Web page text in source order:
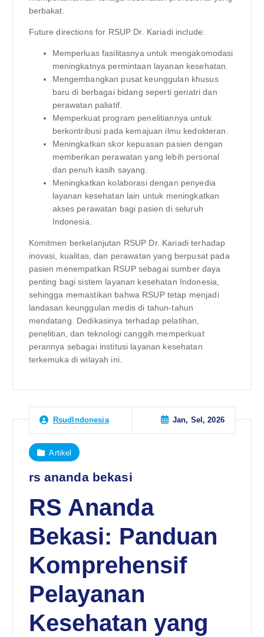
berbakat.
Future directions for RSUP Dr. Kariadi include:
Memperluas fasilitasnya untuk mengakomodasi
meningkatnya permintaan layanan kesehatan.
Mengembangkan pusat keunggulan khusus
baru di berbagai bidang seperti geriatri dan
perawatan paliatif.
Memperkuat program penelitiannya untuk
berkontribusi pada kemajuan ilmu kedokteran.
Meningkatkan skor kepuasan pasien dengan
memberikan perawatan yang lebih personal
dan penuh kasih sayang.
Meningkatkan kolaborasi dengan penyedia
layanan kesehatan lain untuk meningkatkan
akses perawatan bagi pasien di seluruh
Indonesia.
Komitmen berkelanjutan RSUP Dr. Kariadi terhadap
inovasi, kualitas, dan perawatan yang berpusat pada
pasien menempatkan RSUP sebagai sumber daya
penting bagi sistem layanan kesehatan Indonesia,
sehingga memastikan bahwa RSUP tetap menjadi
landasan keunggulan medis di tahun-tahun
mendatang. Dedikasinya terhadap pelatihan,
penelitian, dan teknologi canggih memperkuat
perannya sebagai institusi layanan kesehatan
terkemuka di wilayah ini.
RsudIndonesia Jan, Sel, 2026
Artikel
rs ananda bekasi
RS Ananda
Bekasi: Panduan
Komprehensif
Pelayanan
Kesehatan yang